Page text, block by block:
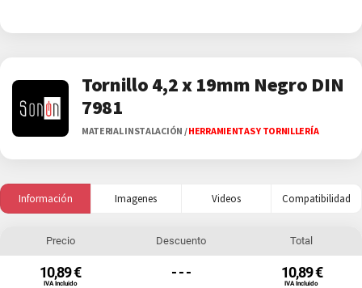
Tornillo 4,2 x 19mm Negro DIN
7981
MATERIAL INSTALACIÓN /HERRAMIENTAS Y TORNILLERÍA
Información Imagenes Videos Compatibilidad
Precio
10,89 €
IVA Incluido
Descuento
- - -
Total
10,89 €
IVA Incluido